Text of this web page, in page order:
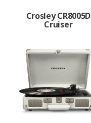
Crosley CR8005D
Cruiser